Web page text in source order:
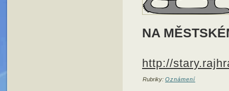
NA
http://
Rubriky: Oznámení